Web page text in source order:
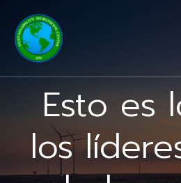
Esto es
los